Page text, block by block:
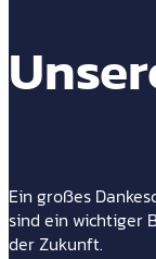
Ein großes
sind ein wichtiger
der Zukunft.